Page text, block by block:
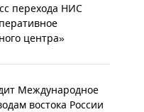
перехода НИС
центра»
Международное
востока России